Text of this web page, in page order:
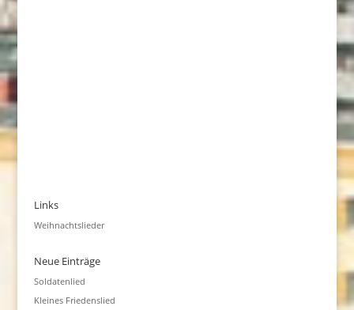
Links
Weihnachtslieder
Neue Einträge
Soldatenlied
Kleines Friedenslied